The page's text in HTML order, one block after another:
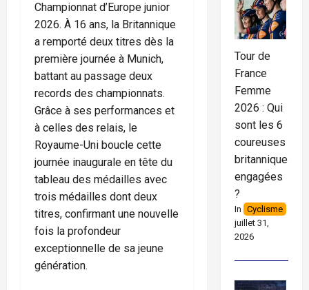
Championnat d’Europe junior
2026. À 16 ans, la Britannique
a remporté deux titres dès la
première journée à Munich,
battant au passage deux
records des championnats.
Grâce à ses performances et
à celles des relais, le
Royaume-Uni boucle cette
journée inaugurale en tête du
tableau des médailles avec
trois médailles dont deux
titres, confirmant une nouvelle
fois la profondeur
exceptionnelle de sa jeune
génération.
Tour de
France
Femme
2026 : Qui
sont les 6
coureuses
britanniques
engagées
?
In Cyclisme
juillet 31,
2026